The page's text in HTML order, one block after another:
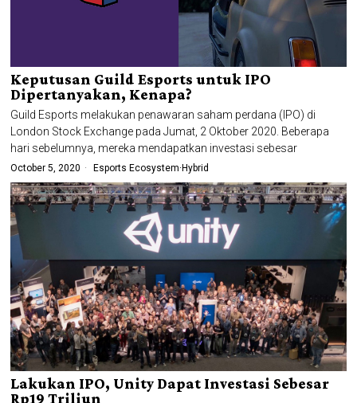
Keputusan Guild Esports untuk IPO
Dipertanyakan, Kenapa?
Guild Esports melakukan penawaran saham perdana (IPO) di
London Stock Exchange pada Jumat, 2 Oktober 2020. Beberapa
hari sebelumnya, mereka mendapatkan investasi sebesar
October 5, 2020 Esports Ecosystem· Hybrid
Lakukan IPO, Unity Dapat Investasi Sebesar
Rp19 Triliun